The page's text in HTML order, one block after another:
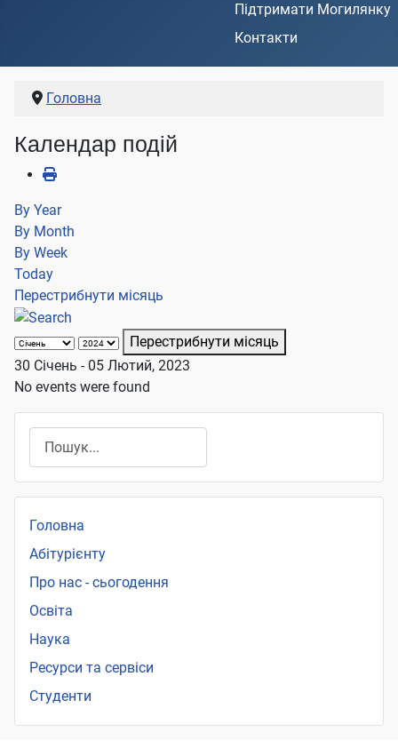
Підтримати Могилянку
Контакти
Головна
Календар подій
By Year
By Month
By Week
Today
Перестрибнути місяць
Перестрибнути місяць
30 Січень - 05 Лютий, 2023
No events were found
Головна
Абітурієнту
Про нас - сьогодення
Освіта
Наука
Ресурси та сервіси
Студенти